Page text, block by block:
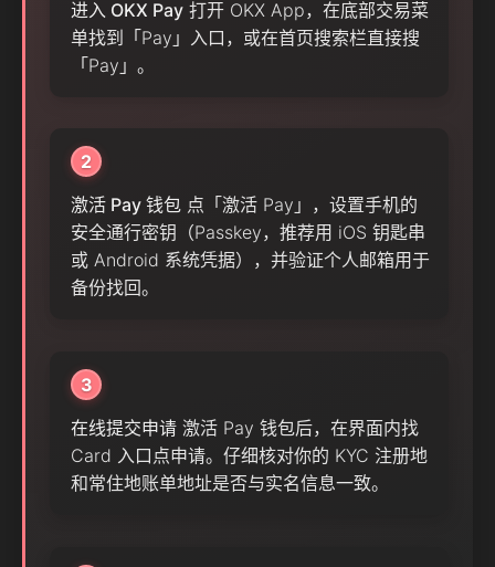
进入 OKX Pay 打开 OKX App，在底部交易菜
单找到「Pay」入口，或在首页搜索栏直接搜
「Pay」。
2
激活 Pay 钱包 点「激活 Pay」，设置手机的
安全通行密钥（Passkey，推荐用 iOS 钥匙串
或 Android 系统凭据），并验证个人邮箱用于
备份找回。
3
在线提交申请 激活 Pay 钱包后，在界面内找
Card 入口点申请。仔细核对你的 KYC 注册地
和常住地账单地址是否与实名信息一致。